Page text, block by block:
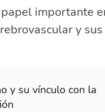
importante
y sus
y su vínculo con la